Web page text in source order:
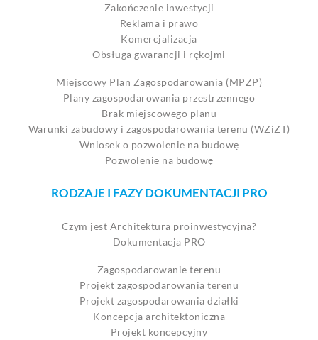
Zakończenie inwestycji
Reklama i prawo
Komercjalizacja
Obsługa gwarancji i rękojmi
Miejscowy Plan Zagospodarowania (MPZP)
Plany zagospodarowania przestrzennego
Brak miejscowego planu
Warunki zabudowy i zagospodarowania terenu (WZiZT)
Wniosek o pozwolenie na budowę
Pozwolenie na budowę
RODZAJE I FAZY DOKUMENTACJI PRO
Czym jest Architektura proinwestycyjna?
Dokumentacja PRO
Zagospodarowanie terenu
Projekt zagospodarowania terenu
Projekt zagospodarowania działki
Koncepcja architektoniczna
Projekt koncepcyjny